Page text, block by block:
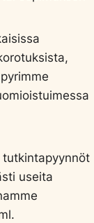
tutkintapyynnöt
useita